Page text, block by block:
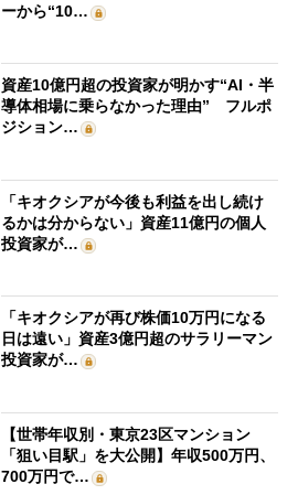
ーから“10…
資産10億円超の投資家が明かす“AI・半
導体相場に乗らなかった理由” フルポ
ジション…
「キオクシアが今後も利益を出し続け
るかは分からない」資産11億円の個人
投資家が…
「キオクシアが再び株価10万円になる
日は遠い」資産3億円超のサラリーマン
投資家が…
【世帯年収別・東京23区マンション
「狙い目駅」を大公開】年収500万円、
700万円で…